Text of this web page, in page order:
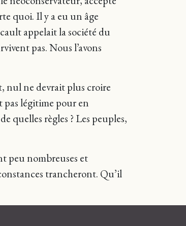
quoi. Il y a eu un âge
appelait la société du
pas. Nous l’avons
nul ne devrait plus croire
pas légitime pour en
quelles règles ? Les peuples,
peu nombreuses et
trancheront. Qu’il